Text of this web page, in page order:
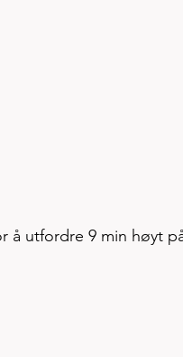
å utfordre 9 min høyt